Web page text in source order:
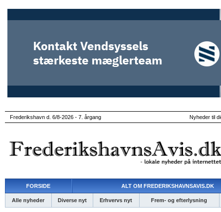
Frederikshavn d. 6/8-2026 - 7. årgang Nyheder til
FORSIDE ALT OM FREDERIKSHAVNSAVIS.DK
Alle nyheder Diverse nyt Erhvervs nyt Frem- og efterlysning